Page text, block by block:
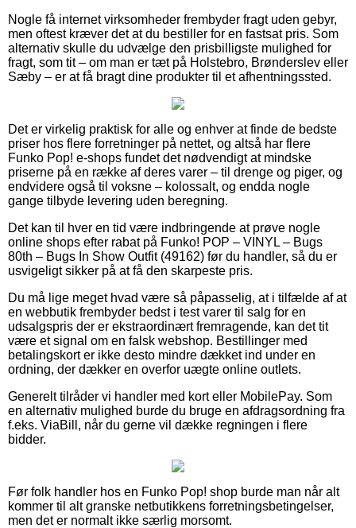
Nogle få internet virksomheder frembyder fragt uden gebyr,
men oftest kræver det at du bestiller for en fastsat pris. Som
alternativ skulle du udvælge den prisbilligste mulighed for
fragt, som tit – om man er tæt på Holstebro, Brønderslev eller
Sæby – er at få bragt dine produkter til et afhentningssted.
Det er virkelig praktisk for alle og enhver at finde de bedste
priser hos flere forretninger på nettet, og altså har flere
Funko Pop! e-shops fundet det nødvendigt at mindske
priserne på en række af deres varer – til drenge og piger, og
endvidere også til voksne – kolossalt, og endda nogle
gange tilbyde levering uden beregning.
Det kan til hver en tid være indbringende at prøve nogle
online shops efter rabat på Funko! POP – VINYL – Bugs
80th – Bugs In Show Outfit (49162) før du handler, så du er
usvigeligt sikker på at få den skarpeste pris.
Du må lige meget hvad være så påpasselig, at i tilfælde af at
en webbutik frembyder bedst i test varer til salg for en
udsalgspris der er ekstraordinært fremragende, kan det tit
være et signal om en falsk webshop. Bestillinger med
betalingskort er ikke desto mindre dækket ind under en
ordning, der dækker en overfor uægte online outlets.
Generelt tilråder vi handler med kort eller MobilePay. Som
en alternativ mulighed burde du bruge en afdragsordning fra
f.eks. ViaBill, når du gerne vil dække regningen i flere
bidder.
Før folk handler hos en Funko Pop! shop burde man når alt
kommer til alt granske netbutikkens forretningsbetingelser,
men det er normalt ikke særlig morsomt.